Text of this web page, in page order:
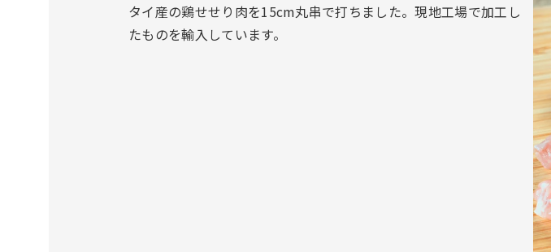
タイ産の鶏せせり肉を15cm丸串で打ちました。現地工場で加工し
たものを輸入しています。